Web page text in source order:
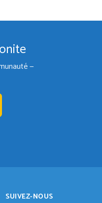
—
SUIVEZ-NOUS